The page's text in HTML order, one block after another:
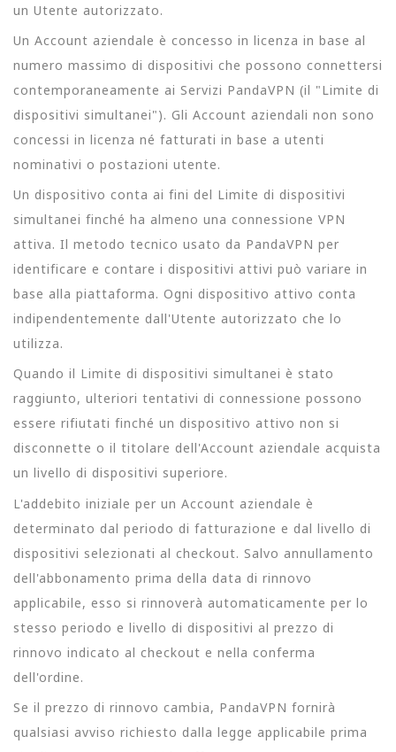
un Utente autorizzato.
Un Account aziendale è concesso in licenza in base al
numero massimo di dispositivi che possono connettersi
contemporaneamente ai Servizi PandaVPN (il "Limite di
dispositivi simultanei"). Gli Account aziendali non sono
concessi in licenza né fatturati in base a utenti
nominativi o postazioni utente.
Un dispositivo conta ai fini del Limite di dispositivi
simultanei finché ha almeno una connessione VPN
attiva. Il metodo tecnico usato da PandaVPN per
identificare e contare i dispositivi attivi può variare in
base alla piattaforma. Ogni dispositivo attivo conta
indipendentemente dall'Utente autorizzato che lo
utilizza.
Quando il Limite di dispositivi simultanei è stato
raggiunto, ulteriori tentativi di connessione possono
essere rifiutati finché un dispositivo attivo non si
disconnette o il titolare dell'Account aziendale acquista
un livello di dispositivi superiore.
L'addebito iniziale per un Account aziendale è
determinato dal periodo di fatturazione e dal livello di
dispositivi selezionati al checkout. Salvo annullamento
dell'abbonamento prima della data di rinnovo
applicabile, esso si rinnoverà automaticamente per lo
stesso periodo e livello di dispositivi al prezzo di
rinnovo indicato al checkout e nella conferma
dell'ordine.
Se il prezzo di rinnovo cambia, PandaVPN fornirà
qualsiasi avviso richiesto dalla legge applicabile prima